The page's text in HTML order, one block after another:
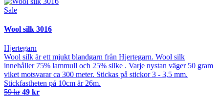
Sale
Wool silk 3016
Hjertegarn
Wool silk är ett mjukt blandgarn från Hjertegarn. Wool silk
innehåller 75% lammull och 25% silke . Varje nystan väger 50 gram
viket motsvarar ca 300 meter. Stickas på stickor 3 - 3,5 mm.
Stickfastheten på 10cm är 26m.
59 kr 49 kr